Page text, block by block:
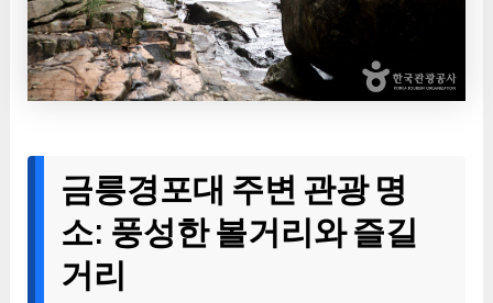
금릉경포대 주변 관광 명
소: 풍성한 볼거리와 즐길
거리